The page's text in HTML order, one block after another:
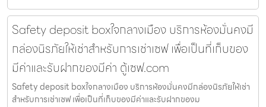
Safety deposit boxใจกลางเมือง บริการห้องมั่นคงมี
กล่องนิรภัยให้เช่าสำหรับการเช่าเซฟ เพื่อเป็นที่เก็บของ
มีค่าและรับฝากของมีค่า ตู้เซฟ.com
Safety deposit boxใจกลางเมือง บริการห้องมั่นคงมีกล่องนิรภัยให้เช่า
สำหรับการเช่าเซฟ เพื่อเป็นที่เก็บของมีค่าและรับฝากของม